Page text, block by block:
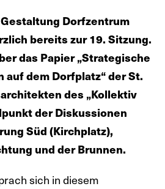
Dorfzentrum
bereits zur 19. Sitzung.
das Papier „Strategische
dem Dorfplatz“ der St.
des „Kollektiv
der Diskussionen
Süd (Kirchplatz),
und der Brunnen.
sich in diesem